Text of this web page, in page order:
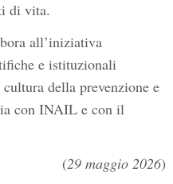
di vita.
all’iniziativa
e istituzionali
della prevenzione e
con INAIL e con il
(29 maggio 2026)